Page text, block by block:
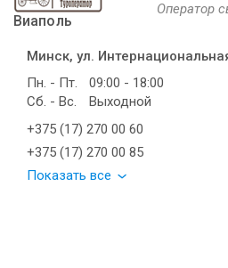
Виаполь
Оператор
Минск, ул.
Пн. - Пт.
09:00 - 18:00
Сб. - Вс.
Выходной
+375 (17) 270 00 60
+375 (17) 270 00 85
Показать все